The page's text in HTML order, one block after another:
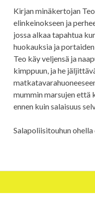
Kirjan minäkertojan
elinkeinokseen ja
jossa alkaa tapahtua
huokauksia ja
Teo käy veljensä ja
kimppuun, ja he
mummin marsujen että
ennen kuin salaisuus
Salapoliisitouhun